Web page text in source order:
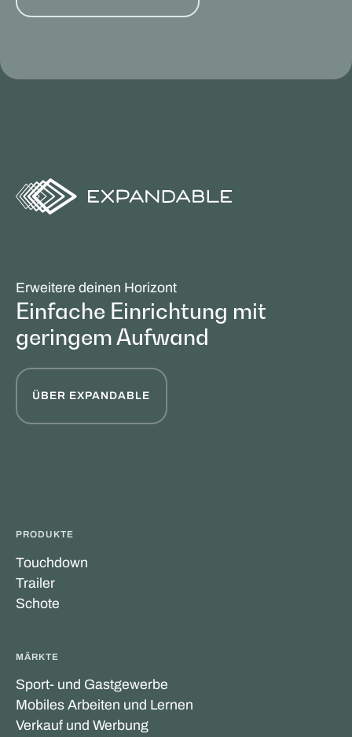
Erweitere deinen Horizont
Einfache Einrichtung mit
geringem Aufwand
ÜBER EXPANDABLE
PRODUKTE
Touchdown
Trailer
Schote
MÄRKTE
Sport- und Gastgewerbe
Mobiles Arbeiten und Lernen
Verkauf und Werbung